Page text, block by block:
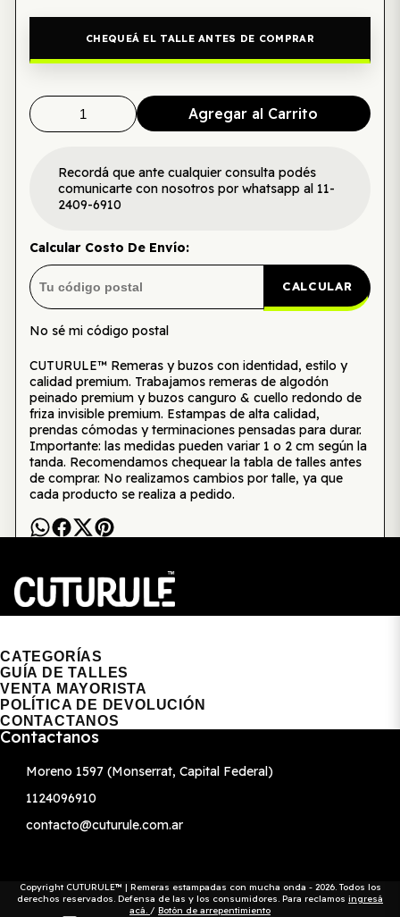
CHEQUEÁ EL TALLE ANTES DE COMPRAR
Agregar al Carrito
Recordá que ante cualquier consulta podés
comunicarte con nosotros por whatsapp al 11-
2409-6910
Calcular Costo De Envío:
CALCULAR
No sé mi código postal
CUTURULE™ Remeras y buzos con identidad, estilo y
calidad premium. Trabajamos remeras de algodón
peinado premium y buzos canguro & cuello redondo de
friza invisible premium. Estampas de alta calidad,
prendas cómodas y terminaciones pensadas para durar.
Importante: las medidas pueden variar 1 o 2 cm según la
tanda. Recomendamos chequear la tabla de talles antes
de comprar. No realizamos cambios por talle, ya que
cada producto se realiza a pedido.
CATEGORÍAS
GUÍA DE TALLES
VENTA MAYORISTA
POLÍTICA DE DEVOLUCIÓN
CONTACTANOS
Contactanos
Moreno 1597 (Monserrat, Capital Federal)
1124096910
contacto@cuturule.com.ar
Copyright CUTURULE™ | Remeras estampadas con mucha onda - 2026. Todos los
derechos reservados. Defensa de las y los consumidores. Para reclamos ingresá
acá. / Botón de arrepentimiento